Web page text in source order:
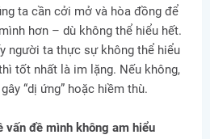
ta cần cởi mở và hòa đồng để
hơn – dù không thể hiểu hết.
người ta thực sự không thể hiểu
tốt nhất là im lặng. Nếu không,
“dị ứng” hoặc hiềm thù.
đề mình không am hiểu